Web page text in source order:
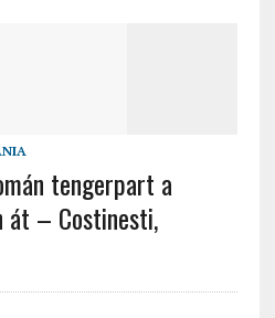
tengerpart a
át – Costinesti,